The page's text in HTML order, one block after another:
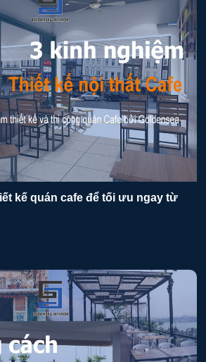
kế quán cafe để tối ưu ngay từ